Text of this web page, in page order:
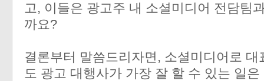
고, 이들은 광고주 내 소셜미디어 전담팀
까요?
결론부터 말씀드리자면, 소셜미디어로
도 광고 대행사가 가장 잘 할 수 있는 일